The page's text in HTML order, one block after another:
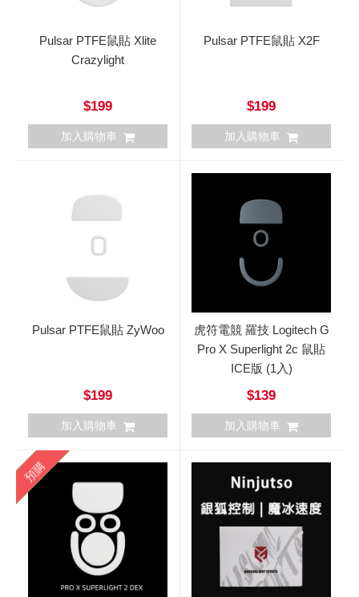
Pulsar PTFE鼠貼 Xlite
Crazylight
$199
加入購物車
Pulsar PTFE鼠貼 X2F
$199
加入購物車
Pulsar PTFE鼠貼 ZyWoo
$199
加入購物車
虎符電競 羅技 Logitech G
Pro X Superlight 2c 鼠貼
ICE版 (1入)
$139
加入購物車
預購